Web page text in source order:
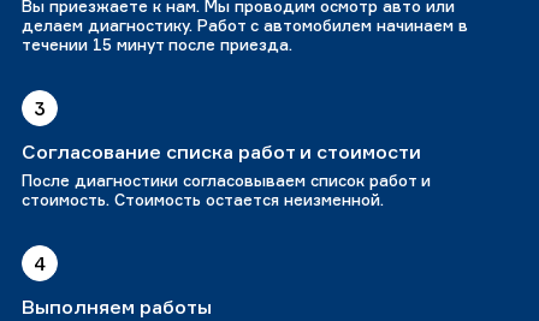
Вы приезжаете к нам. Мы проводим осмотр авто или
делаем диагностику. Работ с автомобилем начинаем в
течении 15 минут после приезда.
3
Согласование списка работ и стоимости
После диагностики согласовываем список работ и
стоимость. Стоимость остается неизменной.
4
Выполняем работы